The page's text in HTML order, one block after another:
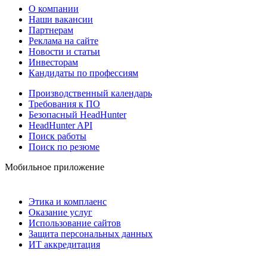
О компании
Наши вакансии
Партнерам
Реклама на сайте
Новости и статьи
Инвесторам
Кандидаты по профессиям
Производственный календарь
Требования к ПО
Безопасный HeadHunter
HeadHunter API
Поиск работы
Поиск по резюме
Мобильное приложение
Этика и комплаенс
Оказание услуг
Использование сайтов
Защита персональных данных
ИТ аккредитация